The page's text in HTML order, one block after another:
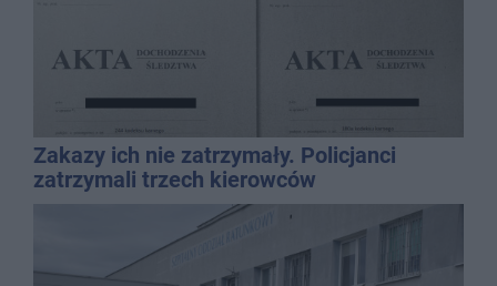
Zakazy ich nie zatrzymały. Policjanci
zatrzymali trzech kierowców